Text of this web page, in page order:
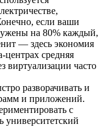
если ваши
на 80% каждый,
— здесь экономия
центрах средняя
виртуализации часто
разворачивать и
и приложений.
с
университетский